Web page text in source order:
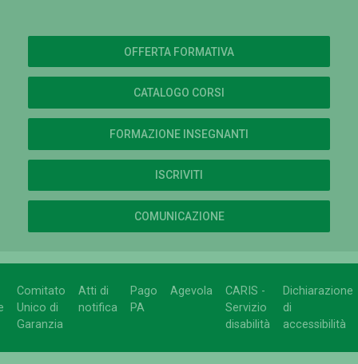
OFFERTA FORMATIVA
CATALOGO CORSI
FORMAZIONE INSEGNANTI
ISCRIVITI
COMUNICAZIONE
Comitato
Unico di
Garanzia
Atti di
notifica
Pago
PA
Agevola
CARIS -
Servizio
disabilità
Dichiarazione
di
accessibilità